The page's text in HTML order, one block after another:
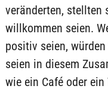
veränderten, stellten
willkommen seien.
positiv seien,
seien in diesem
wie ein Café oder